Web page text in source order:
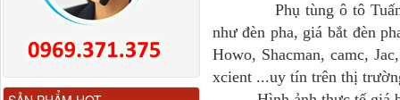
Phụ tùng ô tô Tuấn
như đèn pha, giá bắt đèn
Howo, Shacman, camc,
xcient ...uy tín trên thị
Gương chiếu hậu FAW